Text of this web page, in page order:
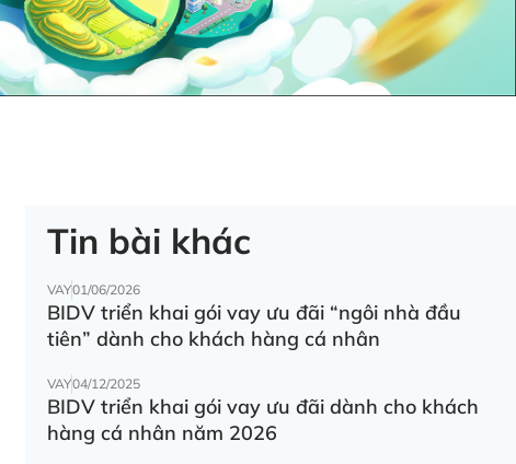
Tin bài khác
VAY01/06/2026
BIDV triển khai gói vay ưu đãi “ngôi nhà đầu
tiên” dành cho khách hàng cá nhân
VAY04/12/2025
BIDV triển khai gói vay ưu đãi dành cho khách
hàng cá nhân năm 2026